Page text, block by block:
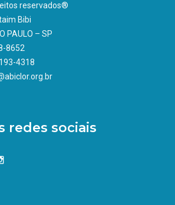
reservados®
Bibi
PAULO – SP
8652
4318
redes sociais